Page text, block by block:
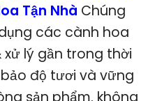
Tận Nhà Chúng
các cành hoa
lý gần trong thời
độ tươi và vững
sản phẩm. không